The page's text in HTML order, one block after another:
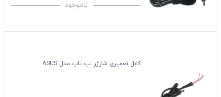
ناموجود
کابل تعمیری شارژر لپ تاپ مدل ASUS